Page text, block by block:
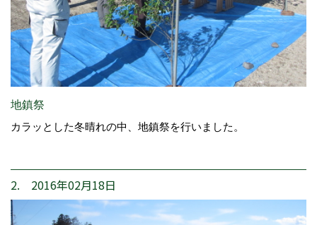
地鎮祭
カラッとした冬晴れの中、地鎮祭を行いました。
2. 2016年02月18日